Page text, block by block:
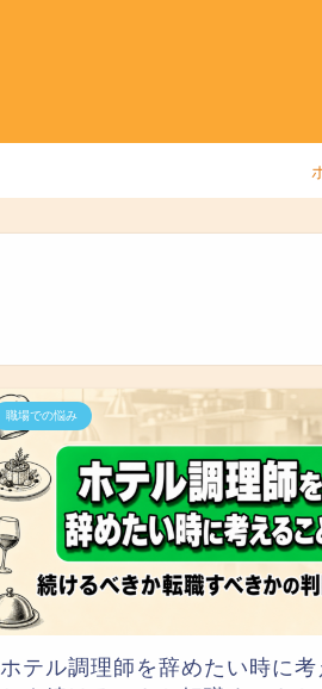
職場での悩み
ホテル調理師を辞めたい時に考